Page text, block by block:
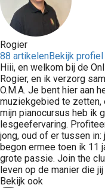
Rogier
88 artikelenBekijk profiel
Hiii, en welkom bij de
Rogier, en ik verzorg
O.M.A. Je bent hier aan
muziekgebied te zetten,
mijn pianocursus heb ik
lesgeefervaring.
jong, oud of er tussen
begon ermee toen ik 11
grote passie. Join the
leven op de manier die
Bekijk ook